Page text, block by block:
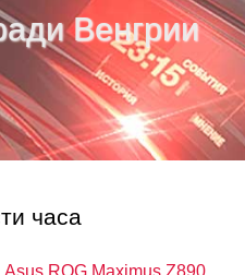
Венгрии
часа
ROG Maximus Z890